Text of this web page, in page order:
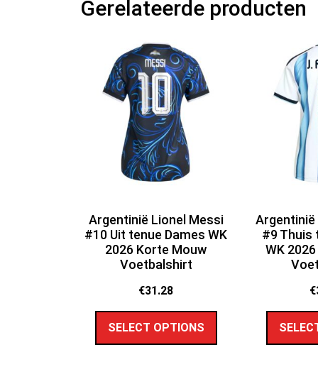
Gerelateerde producten
Argentinië Lionel Messi
#10 Uit tenue Dames WK
2026 Korte Mouw
Voetbalshirt
€31.28
SELECT OPTIONS
Argentinië
#9 Thuis
WK
€